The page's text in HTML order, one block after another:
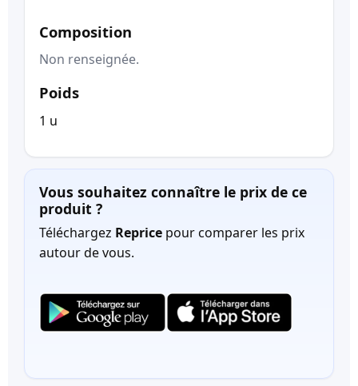
Composition
Non renseignée.
Poids
1 u
Vous souhaitez connaître le prix de ce
produit ?
Téléchargez Reprice pour comparer les prix
autour de vous.